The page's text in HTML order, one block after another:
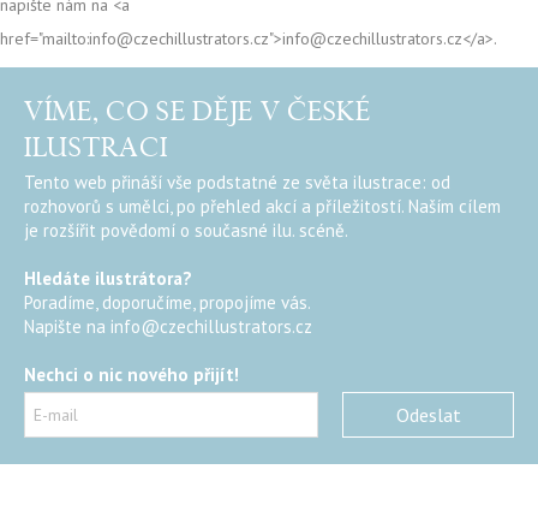
href="mailto:info@czechillustrators.cz">info@czechillustrators.cz</a>.
VÍME, CO SE DĚJE V ČESKÉ
ILUSTRACI
Tento web přináší vše podstatné ze světa ilustrace: od
rozhovorů s umělci, po přehled akcí a příležitostí. Naším cílem
je rozšířit povědomí o současné ilu. scéně.
Hledáte ilustrátora?
Poradíme, doporučíme, propojíme vás.
Napište na info@czechillustrators.cz
Nechci o nic nového přijít!